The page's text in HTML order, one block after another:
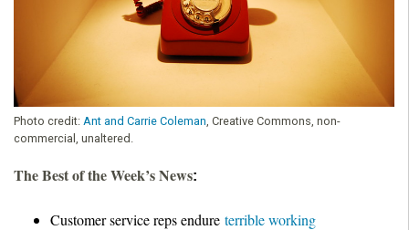
Photo credit: Ant and Carrie Coleman , Creative Commons, non-
commercial, unaltered.
The Best of the Week’s News:
Customer service reps endure terrible working